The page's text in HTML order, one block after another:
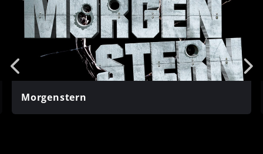
Morgenstern